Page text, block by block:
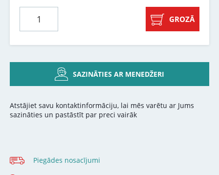
GROZĀ
SAZINĀTIES AR MENEDŽERI
Atstājiet savu kontaktinformāciju, lai mēs varētu ar Jums
sazināties un pastāstīt par preci vairāk
Piegādes nosacījumi